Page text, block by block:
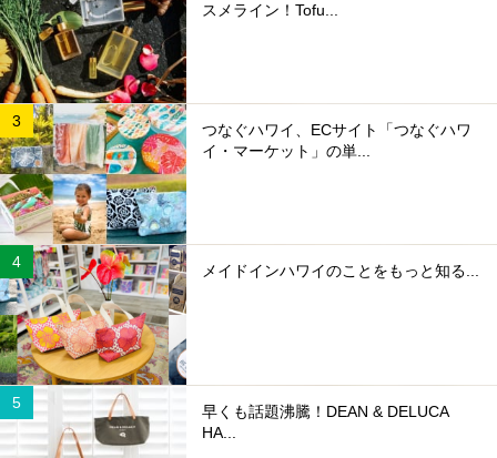
スメライン！Tofu...
つなぐハワイ、ECサイト「つなぐハワ
イ・マーケット」の単...
メイドインハワイのことをもっと知る...
早くも話題沸騰！DEAN & DELUCA
HA...